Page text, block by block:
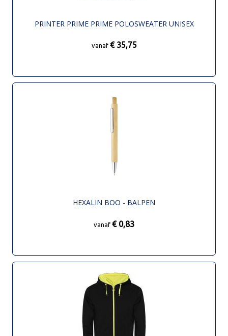
PRINTER PRIME PRIME POLOSWEATER UNISEX
vanaf € 35,75
HEXALIN BOO - BALPEN
vanaf € 0,83